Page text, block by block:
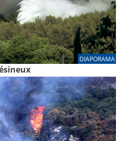
DIAPORAMA